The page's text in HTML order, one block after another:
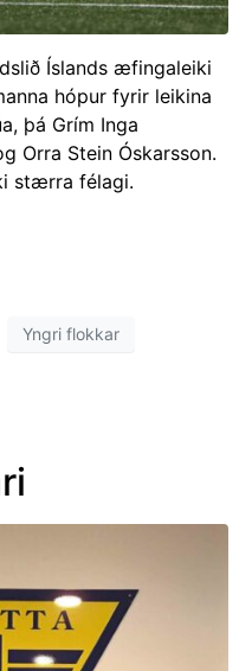
Íslands æfingaleiki
hópur fyrir leikina
þá Grím Inga
Orra Stein Óskarsson.
stærra félagi.
Yngri flokkar